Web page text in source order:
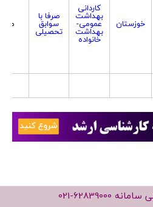
خوزستان
کاردانی
بهداشت
عمومی-
بهداشت
خانواده
صرفا با
سوابق
تحصیلی
مرد
سامانه 021-62839000